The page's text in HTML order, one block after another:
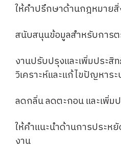
ให้คำปรึกษาด้านกฎหมาย
สนับสนุนข้อมูลสำหรับการต
งานปรับปรุงและเพิ่มประสิ
วิเคราะห์และแก้ไขปัญหาร
ลดกลิ่น ลดตะกอน และเพิ่
ให้คำแนะนำด้านการประห
งาน